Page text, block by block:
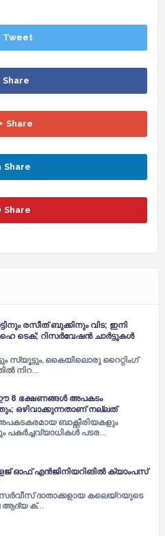
Tweet
Share
Share
Share
Share
രസീത് ബുക്കിനും വിട; ഇനി
ഹൈ ടെക്; റിസര്‍വേഷന്‍ ചാര്‍ട്ടുകള്‍
സ്യൂട്ടും, കൈയിലൊരു റൈറ്റിംഗ്
നിറ…
ഈ 8 ഭക്ഷണങ്ങള്‍ അപകടം
ഒഴിവാക്കുന്നതാണ് നല്ലത്
ബാക്റ്റീരിയകളും
പടര…
ഓഫ് എൻജിനിയറിങിൽ ക്യാംപസ്
സർവീസ് ദാതാക്കളായ കലെയ്‌റയുടെ
ആദ്യ ക്…